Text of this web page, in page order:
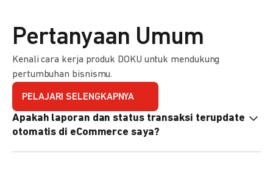
Pertanyaan Umum
Kenali cara kerja produk DOKU untuk mendukung
pertumbuhan bisnismu.
PELAJARI SELENGKAPNYA
Apakah laporan dan status transaksi terupdate
otomatis di eCommerce saya?